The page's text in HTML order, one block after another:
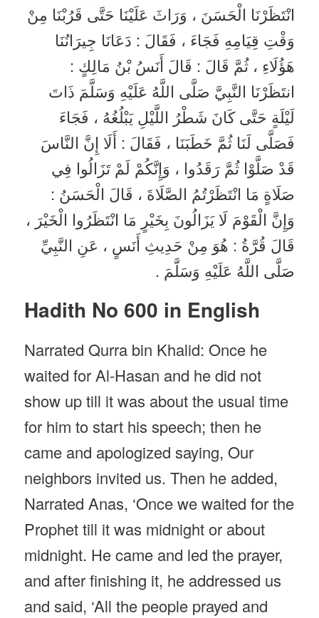
انْتَظَرْنَا الْحَسَنَ ، وَرَاثَ عَلَيْنَا حَتَّى قَرُبْنَا مِنْ
وَقْتِ قِيَامِهِ فَجَاءَ ، فَقَالَ : دَعَانَا جِيرَانُنَا
هَؤُلَاءِ ، ثُمَّ قَالَ : قَالَ أَنَسُ بْنُ مَالِكٍ :
انتَظَرْنَا النَّبِيَّ صَلَّى اللَّهُ عَلَيْهِ وَسَلَّمَ ذَاتَ
لَيْلَةٍ حَتَّى كَانَ شَطْرُ اللَّيْلِ يَبْلُغُهُ ، فَجَاءَ
فَصَلَّى لَنَا ثُمَّ خَطَبَنَا ، فَقَالَ : أَلَا إِنَّ النَّاسَ
قَدْ صَلَّوْا ثُمَّ رَقَدُوا ، وَإِنَّكُمْ لَمْ تَزَالُوا فِي
صَلَاةٍ مَا انْتَظَرْتُمُ الصَّلَاةَ ، قَالَ الْحَسَنُ :
وَإِنَّ الْقَوْمَ لَا يَزَالُونَ بِخَيْرٍ مَا انْتَظَرُوا الْخَيْرَ ،
قَالَ قُرَّةُ : هُوَ مِنْ حَدِيثِ أَنَسٍ ، عَنِ النَّبِيِّ
صَلَّى اللَّهُ عَلَيْهِ وَسَلَّمَ .
Hadith No 600 in English
Narrated Qurra bin Khalid: Once he
waited for Al-Hasan and he did not
show up till it was about the usual time
for him to start his speech; then he
came and apologized saying, Our
neighbors invited us. Then he added,
Narrated Anas, ‘Once we waited for the
Prophet till it was midnight or about
midnight. He came and led the prayer,
and after finishing it, he addressed us
and said, ‘All the people prayed and